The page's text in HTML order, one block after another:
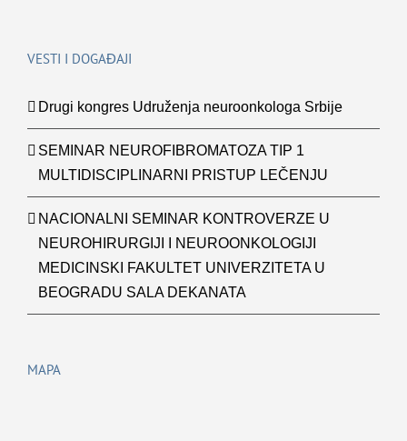
VESTI I DOGAĐAJI
Drugi kongres Udruženja neuroonkologa Srbije
SEMINAR NEUROFIBROMATOZA TIP 1
MULTIDISCIPLINARNI PRISTUP LEČENJU
NACIONALNI SEMINAR KONTROVERZE U
NEUROHIRURGIJI I NEUROONKOLOGIJI
MEDICINSKI FAKULTET UNIVERZITETA U
BEOGRADU SALA DEKANATA
MAPA